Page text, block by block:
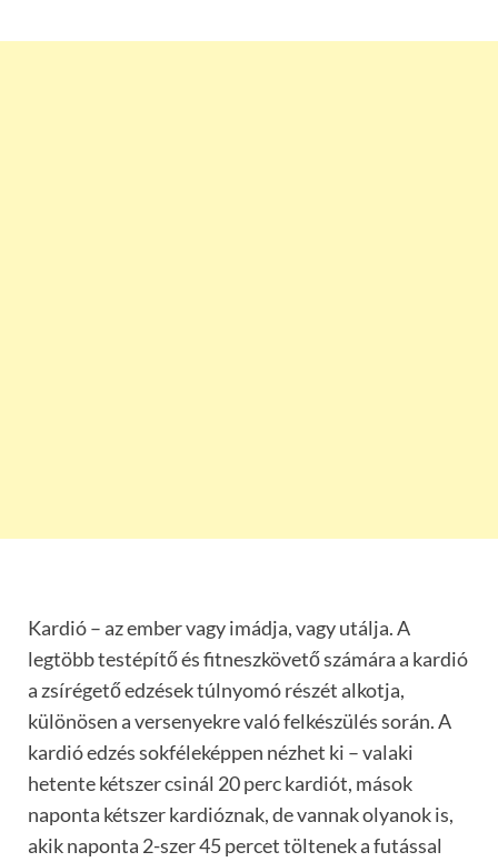
Kardió – az ember vagy imádja, vagy utálja. A
legtöbb testépítő és fitneszkövető számára a kardió
a zsírégető edzések túlnyomó részét alkotja,
különösen a versenyekre való felkészülés során. A
kardió edzés sokféleképpen nézhet ki – valaki
hetente kétszer csinál 20 perc kardiót, mások
naponta kétszer kardióznak, de vannak olyanok is,
akik naponta 2-szer 45 percet töltenek a futással